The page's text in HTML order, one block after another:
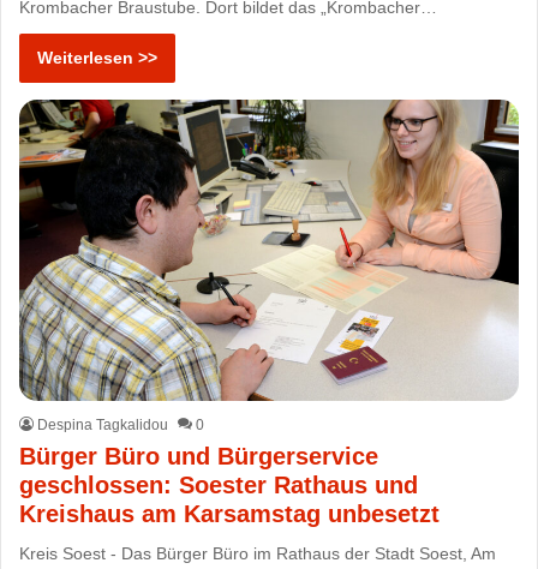
Krombacher Braustube. Dort bildet das „Krombacher…
Weiterlesen >>
Despina Tagkalidou 0
Bürger Büro und Bürgerservice
geschlossen: Soester Rathaus und
Kreishaus am Karsamstag unbesetzt
Kreis Soest - Das Bürger Büro im Rathaus der Stadt Soest, Am